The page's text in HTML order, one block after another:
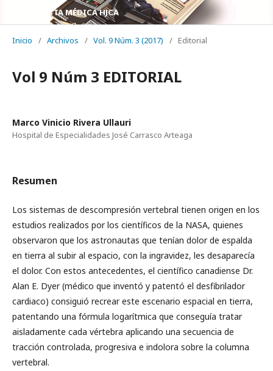
REVISTA MÉDICA HJCA
Inicio / Archivos / Vol. 9 Núm. 3 (2017) / Editorial
Vol 9 Núm 3 EDITORIAL
Marco Vinicio Rivera Ullauri
Hospital de Especialidades José Carrasco Arteaga
Resumen
Los sistemas de descompresión vertebral tienen origen en los
estudios realizados por los científicos de la NASA, quienes
observaron que los astronautas que tenían dolor de espalda
en tierra al subir al espacio, con la ingravidez, les desaparecía
el dolor. Con estos antecedentes, el científico canadiense Dr.
Alan E. Dyer (médico que inventó y patentó el desfibrilador
cardiaco) consiguió recrear este escenario espacial en tierra,
patentando una fórmula logarítmica que conseguía tratar
aisladamente cada vértebra aplicando una secuencia de
tracción controlada, progresiva e indolora sobre la columna
vertebral.